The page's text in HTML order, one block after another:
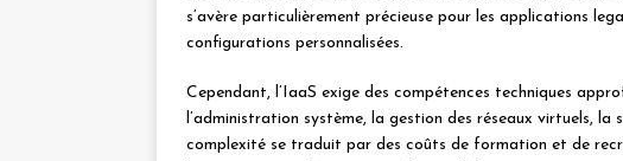
s’avère particulièrement précieuse pour les applications
configurations personnalisées.
Cependant, l’IaaS exige des compétences techniques
l’administration système, la gestion des réseaux virtuels,
complexité se traduit par des coûts de formation et de